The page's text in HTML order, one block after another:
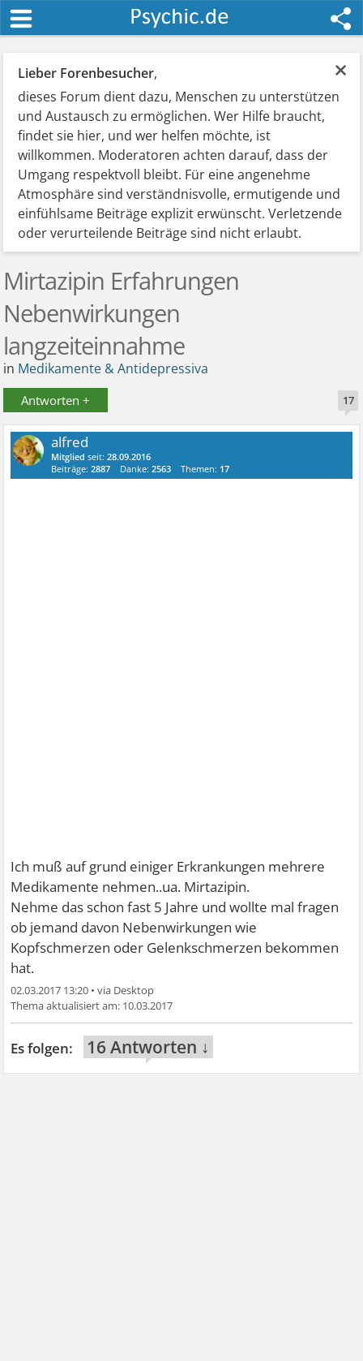
×
Lieber Forenbesucher,
dieses Forum dient dazu, Menschen zu unterstützen
und Austausch zu ermöglichen. Wer Hilfe braucht,
findet sie hier, und wer helfen möchte, ist
willkommen. Moderatoren achten darauf, dass der
Umgang respektvoll bleibt. Für eine angenehme
Atmosphäre sind verständnisvolle, ermutigende und
einfühlsame Beiträge explizit erwünscht. Verletzende
oder verurteilende Beiträge sind nicht erlaubt.
Mirtazipin Erfahrungen
Nebenwirkungen
langzeiteinnahme
in Medikamente & Antidepressiva
Antworten + 17
alfred
Mitglied seit:28.09.2016
Beiträge:2887 Danke:2563 Themen: 17
Ich muß auf grund einiger Erkrankungen mehrere
Medikamente nehmen..ua. Mirtazipin.
Nehme das schon fast 5 Jahre und wollte mal fragen
ob jemand davon Nebenwirkungen wie
Kopfschmerzen oder Gelenkschmerzen bekommen
hat.
02.03.2017 13:20 •
10.03.2017
16 Antworten ↓